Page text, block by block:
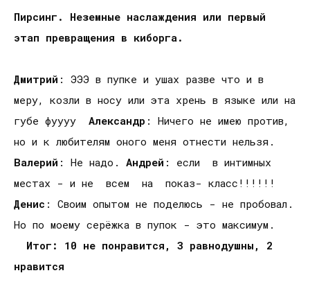
Пирсинг. Неземные наслаждения или первый
этап превращения в киборга.
Дмитрий : ЭЭЭ в пупке и ушах разве что и в
меру, козли в носу или эта хрень в языке или на
губе фуууу Александр : Ничего не имею против,
но и к любителям оного меня отнести нельзя.
Валерий : Не надо. Андрей : если в интимных
местах - и не всем на показ- класс!!!!!!
Денис : Своим опытом не поделюсь - не пробовал.
Но по моему серёжка в пупок - это максимум.
Итог: 10 не понравится, 3 равнодушны, 2
нравится